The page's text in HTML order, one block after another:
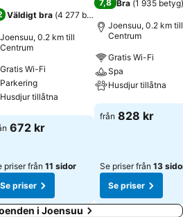
Väldigt bra (4 277 betyg
Joensuu, 0.2 km till
Centrum
Gratis Wi-Fi
Parkering
Husdjur tillåtna
priser
672 kr
priser från 11 sidor
Se priser
7,8 Bra (1 935 betyg)
Joensuu, 0.2 km till
Centrum
Gratis Wi-Fi
Spa
Husdjur tillåtna
Se priser
från 828 kr
Se priser från 13
Se priser
i Joensuu